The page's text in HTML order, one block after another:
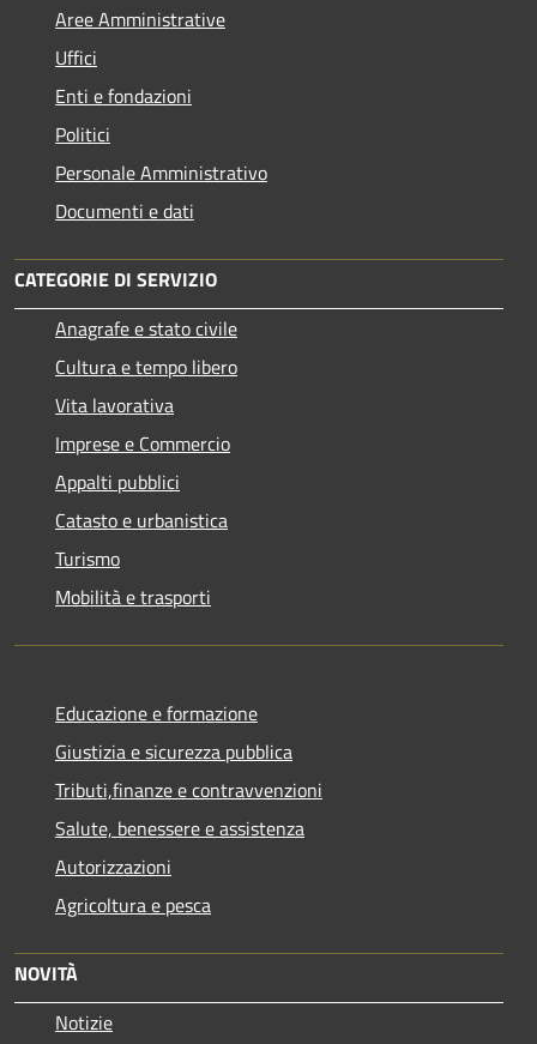
Aree Amministrative
Uffici
Enti e fondazioni
Politici
Personale Amministrativo
Documenti e dati
CATEGORIE DI SERVIZIO
Anagrafe e stato civile
Cultura e tempo libero
Vita lavorativa
Imprese e Commercio
Appalti pubblici
Catasto e urbanistica
Turismo
Mobilità e trasporti
Educazione e formazione
Giustizia e sicurezza pubblica
Tributi,finanze e contravvenzioni
Salute, benessere e assistenza
Autorizzazioni
Agricoltura e pesca
NOVITÀ
Notizie